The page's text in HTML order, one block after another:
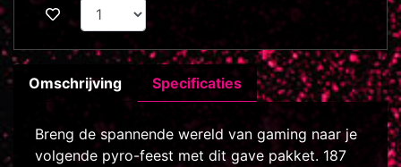
Omschrijving Specificaties
Breng de spannende wereld van gaming naar je
volgende pyro-feest met dit gave pakket. 187